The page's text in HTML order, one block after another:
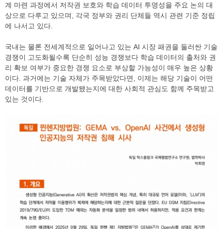
계 마련 과정에서 저작권 보호와 학습 데이터 투명성을 주요 논의 대
상으로 다루고 있으며, 각국 정부와 권리 단체들 역시 관련 기준 정립
에 나서고 있다.
국내는 물론 전세계적으로 일어나고 있는 AI 시장 패권을 둘러싼 기술
경쟁이 고도화될수록 단순히 성능 경쟁보다 학습 데이터의 출처와 권
리 확보 여부가 중요한 경쟁 요소로 부상할 가능성이 매우 높은 상황
이다. 과거에는 기술 자체가 주목받았다면, 이제는 해당 기술이 어떤
데이터를 기반으로 개발됐는지에 대한 사회적 관심도 함께 주목받고
있는 것이다.